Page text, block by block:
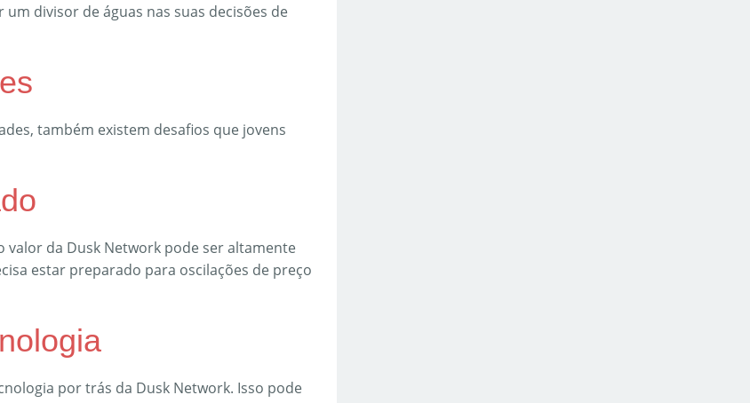
divisor de águas nas suas decisões de
também existem desafios que jovens
valor da Dusk Network pode ser altamente
estar preparado para oscilações de preço
por trás da Dusk Network. Isso pode